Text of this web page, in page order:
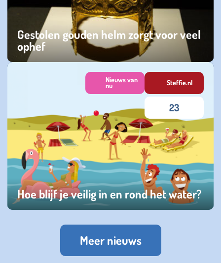
Gestolen gouden helm zorgt voor veel
ophef
woensdag 12 februari 2025
Hoe blijf je veilig in en rond het water?
Nieuws van
nu Steffie.nl
23
Meer nieuws